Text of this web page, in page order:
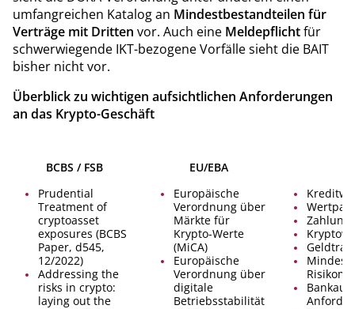
umfangreichen Katalog an Mindestbestandteilen für
Verträge mit Dritten vor. Auch eine Meldepflichtfür
schwerwiegende IKT-bezogene Vorfälle sieht die BAIT
bisher nicht vor.
Überblick zu wichtigen aufsichtlichen Anforderungen
an das Krypto-Geschäft
BCBS / FSB
EU/EBA
Prudential
Treatment of
cryptoasset
exposures (BCBS
Paper, d545,
12/2022)
Addressing the
risks in crypto:
laying out the
Europäische
Verordnung über
Märkte für
Krypto-Werte
(MiCA)
Europäische
Verordnung über
digitale
Betriebsstabilität